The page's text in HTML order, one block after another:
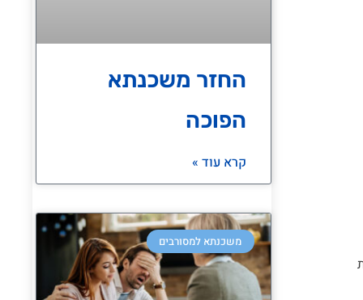
החזר משכנתא
הפוכה
קרא עוד »
משכנתא למסורבים